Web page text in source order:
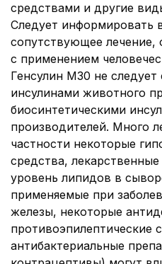
средствами и другие
Следует информировать
сопутствующее лечение,
с применением
Генсулин М30 не
инсулинами животного
биосинтетическими
производителей. Много
частности некоторые
средства,
уровень липидов в
применяемые при
железы, некоторые
противоэпилептические
антибактериальные